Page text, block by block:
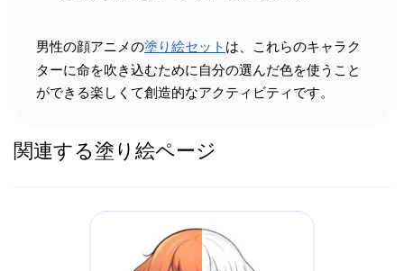
男性の顔アニメの塗り絵セット は、これらのキャラク
ターに命を吹き込むために自分の選んだ色を使うこと
ができる楽しくて創造的なアクティビティです。
関連する塗り絵ページ